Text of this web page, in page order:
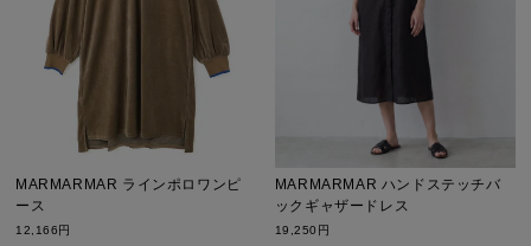
MARMARMAR ラインポロワンピ
ース
12,166円
MARMARMAR ハンドステッチバ
ックギャザードレス
19,250円